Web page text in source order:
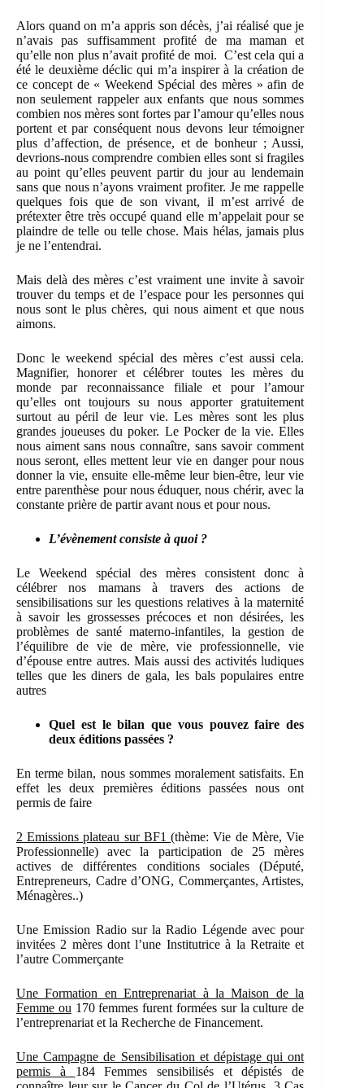
Alors quand on m’a appris son décès, j’ai réalisé que je
n’avais pas suffisamment profité de ma maman et
qu’elle non plus n’avait profité de moi. C’est cela qui a
été le deuxième déclic qui m’a inspirer à la création de
ce concept de « Weekend Spécial des mères » afin de
non seulement rappeler aux enfants que nous sommes
combien nos mères sont fortes par l’amour qu’elles nous
portent et par conséquent nous devons leur témoigner
plus d’affection, de présence, et de bonheur ; Aussi,
devrions-nous comprendre combien elles sont si fragiles
au point qu’elles peuvent partir du jour au lendemain
sans que nous n’ayons vraiment profiter. Je me rappelle
quelques fois que de son vivant, il m’est arrivé de
prétexter être très occupé quand elle m’appelait pour se
plaindre de telle ou telle chose. Mais hélas, jamais plus
je ne l’entendrai.
Mais delà des mères c’est vraiment une invite à savoir
trouver du temps et de l’espace pour les personnes qui
nous sont le plus chères, qui nous aiment et que nous
aimons.
Donc le weekend spécial des mères c’est aussi cela.
Magnifier, honorer et célébrer toutes les mères du
monde par reconnaissance filiale et pour l’amour
qu’elles ont toujours su nous apporter gratuitement
surtout au péril de leur vie. Les mères sont les plus
grandes joueuses du poker. Le Pocker de la vie. Elles
nous aiment sans nous connaître, sans savoir comment
nous seront, elles mettent leur vie en danger pour nous
donner la vie, ensuite elle-même leur bien-être, leur vie
entre parenthèse pour nous éduquer, nous chérir, avec la
constante prière de partir avant nous et pour nous.
L’évènement consiste à quoi ?
Le Weekend spécial des mères consistent donc à
célébrer nos mamans à travers des actions de
sensibilisations sur les questions relatives à la maternité
à savoir les grossesses précoces et non désirées, les
problèmes de santé materno-infantiles, la gestion de
l’équilibre de vie de mère, vie professionnelle, vie
d’épouse entre autres. Mais aussi des activités ludiques
telles que les diners de gala, les bals populaires entre
autres
Quel est le bilan que vous pouvez faire des
deux éditions passées ?
En terme bilan, nous sommes moralement satisfaits. En
effet les deux premières éditions passées nous ont
permis de faire
2 Emissions plateau sur BF1(thème: Vie de Mère, Vie
Professionnelle) avec la participation de 25 mères
actives de différentes conditions sociales (Député,
Entrepreneurs, Cadre d’ONG, Commerçantes, Artistes,
Ménagères..)
Une Emission Radio sur la Radio Légende avec pour
invitées 2 mères dont l’une Institutrice à la Retraite et
l’autre Commerçante
Une Formation en Entreprenariat à la Maison de la
Femme ou 170 femmes furent formées sur la culture de
l’entreprenariat et la Recherche de Financement.
Une Campagne de Sensibilisation et dépistage qui ont
permis à 184 Femmes sensibilisés et dépistés de